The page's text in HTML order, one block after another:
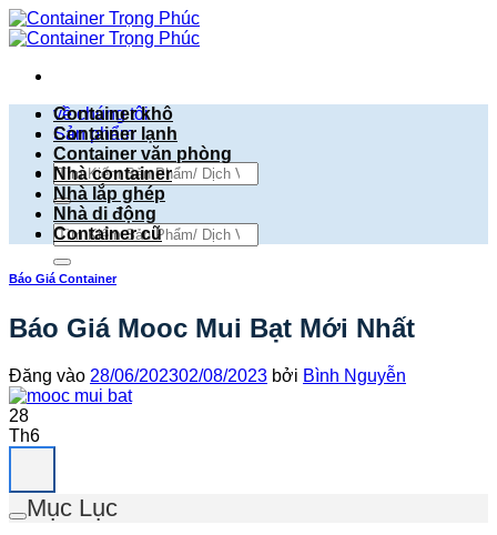
Bỏ
qua
dung
về chúng tôi
Sản phẩm
Tìm
kiếm:
Tìm
kiếm:
Container khô
Container lạnh
Container văn phòng
Nhà container
Nhà lắp ghép
Nhà di động
Container cũ
Báo Giá Container
Báo Giá Mooc Mui Bạt Mới Nhất
Đăng vào 28/06/202302/08/2023 bởi Bình Nguyễn
28
Th6
Mục Lục